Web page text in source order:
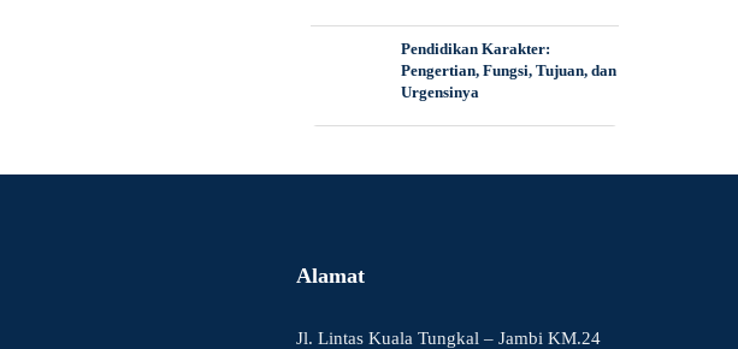
Pendidikan Karakter:
Pengertian, Fungsi, Tujuan, dan
Urgensinya
Alamat
Jl. Lintas Kuala Tungkal – Jambi KM.24